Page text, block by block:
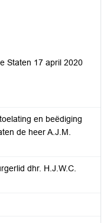
Staten 17 april 2020
en beëdiging
de heer A.J.M.
dhr. H.J.W.C.